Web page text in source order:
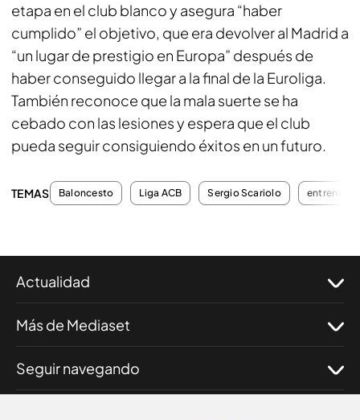
etapa en el club blanco y asegura “haber
cumplido” el objetivo, que era devolver al Madrid a
“un lugar de prestigio en Europa” después de
haber conseguido llegar a la final de la Euroliga.
También reconoce que la mala suerte se ha
cebado con las lesiones y espera que el club
pueda seguir consiguiendo éxitos en un futuro.
TEMAS Baloncesto Liga ACB Sergio Scariolo
Actualidad
Más de Mediaset
Seguir navegando